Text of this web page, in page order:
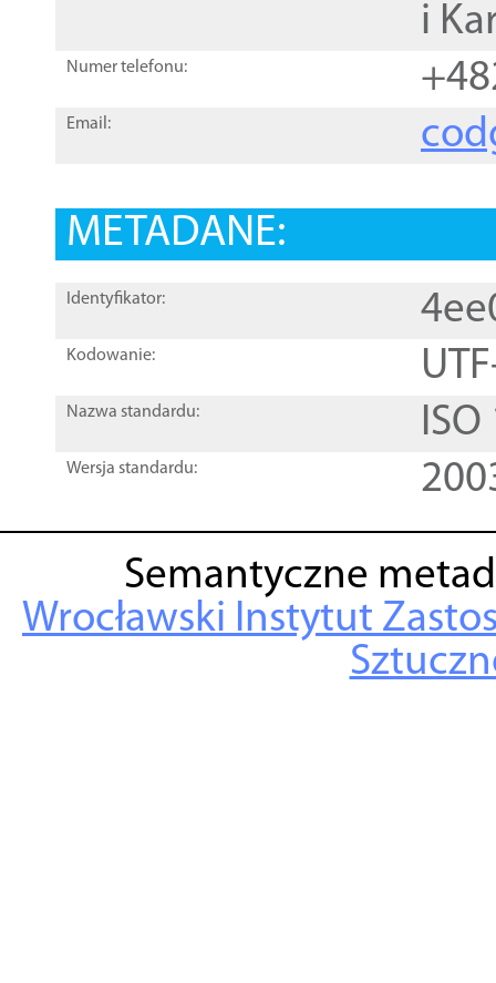
i
Numer telefonu:
Email:
METADANE:
Identyfikator:
Kodowanie:
Nazwa standardu:
Wersja standardu:
Semantyczne
Wrocławski Instytut